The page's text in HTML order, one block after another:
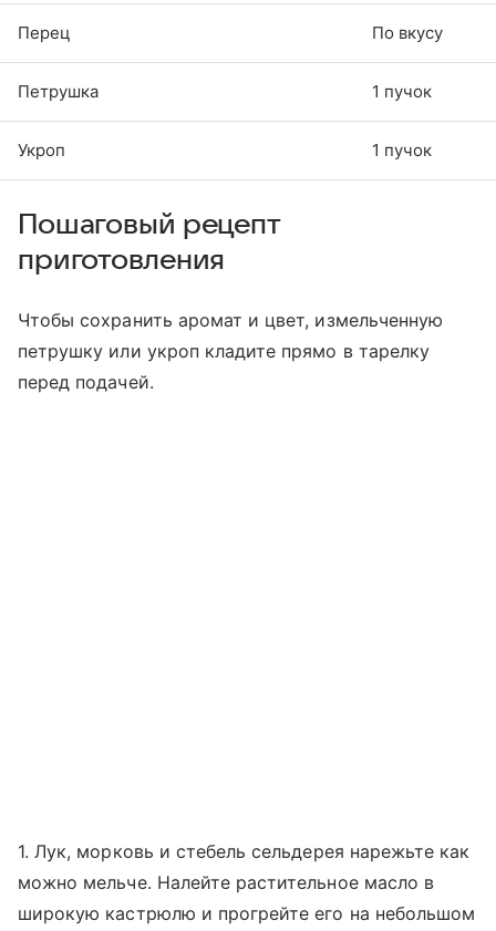
Перец По вкусу
Петрушка 1 пучок
Укроп 1 пучок
Пошаговый рецепт
приготовления
Чтобы сохранить аромат и цвет, измельченную
петрушку или укроп кладите прямо в тарелку
перед подачей.
1. Лук, морковь и стебель сельдерея нарежьте как
можно мельче. Налейте растительное масло в
широкую кастрюлю и прогрейте его на небольшом